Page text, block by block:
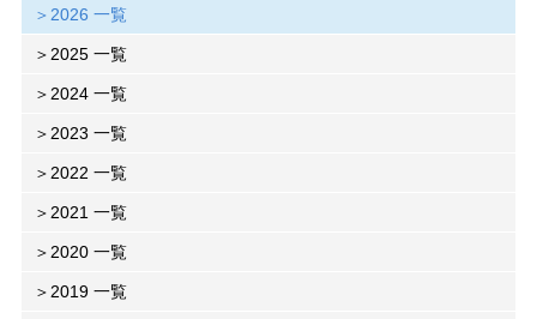
2026 一覧
2025 一覧
2024 一覧
2023 一覧
2022 一覧
2021 一覧
2020 一覧
2019 一覧